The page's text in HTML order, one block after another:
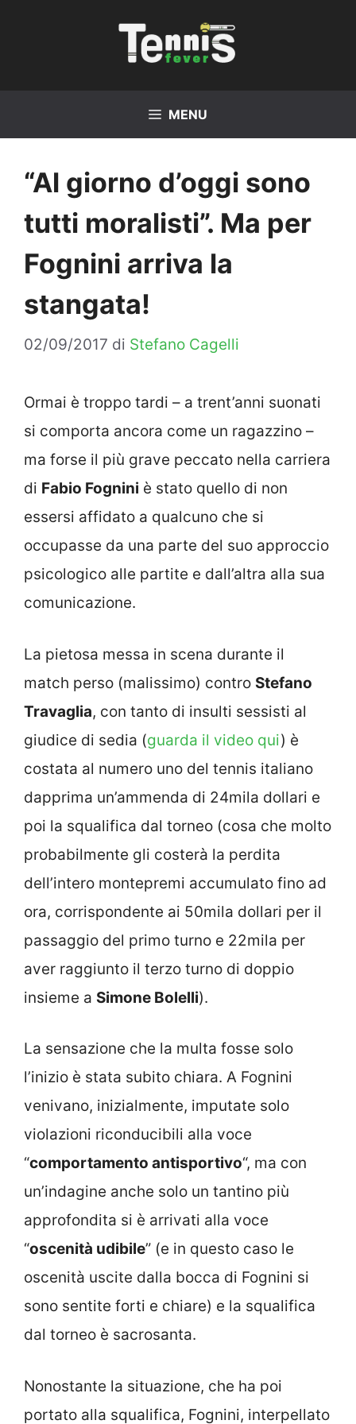
MENU
“Al giorno d’oggi sono
tutti moralisti”. Ma per
Fognini arriva la
stangata!
02/09/2017 di Stefano Cagelli
Ormai è troppo tardi – a trent’anni suonati
si comporta ancora come un ragazzino –
ma forse il più grave peccato nella carriera
di Fabio Fognini è stato quello di non
essersi affidato a qualcuno che si
occupasse da una parte del suo approccio
psicologico alle partite e dall’altra alla sua
comunicazione.
La pietosa messa in scena durante il
match perso (malissimo) contro Stefano
Travaglia, con tanto di insulti sessisti al
giudice di sedia (guarda il video qui) è
costata al numero uno del tennis italiano
dapprima un’ammenda di 24mila dollari e
poi la squalifica dal torneo (cosa che molto
probabilmente gli costerà la perdita
dell’intero montepremi accumulato fino ad
ora, corrispondente ai 50mila dollari per il
passaggio del primo turno e 22mila per
aver raggiunto il terzo turno di doppio
insieme a Simone Bolelli).
La sensazione che la multa fosse solo
l’inizio è stata subito chiara. A Fognini
venivano, inizialmente, imputate solo
violazioni riconducibili alla voce
“comportamento antisportivo“, ma con
un’indagine anche solo un tantino più
approfondita si è arrivati alla voce
“oscenità udibile” (e in questo caso le
oscenità uscite dalla bocca di Fognini si
sono sentite forti e chiare) e la squalifica
dal torneo è sacrosanta.
Nonostante la situazione, che ha poi
portato alla squalifica, Fognini, interpellato